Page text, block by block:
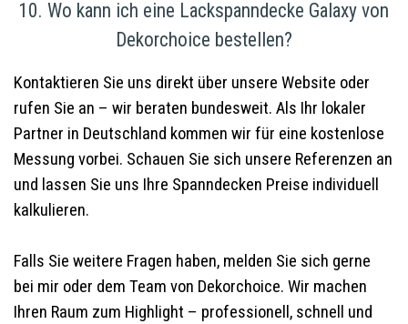
10. Wo kann ich eine Lackspanndecke Galaxy von
Dekorchoice bestellen?
Kontaktieren Sie uns direkt über unsere Website oder
rufen Sie an – wir beraten bundesweit. Als Ihr lokaler
Partner in Deutschland kommen wir für eine kostenlose
Messung vorbei. Schauen Sie sich unsere Referenzen an
und lassen Sie uns Ihre Spanndecken Preise individuell
kalkulieren.
Falls Sie weitere Fragen haben, melden Sie sich gerne
bei mir oder dem Team von Dekorchoice. Wir machen
Ihren Raum zum Highlight – professionell, schnell und